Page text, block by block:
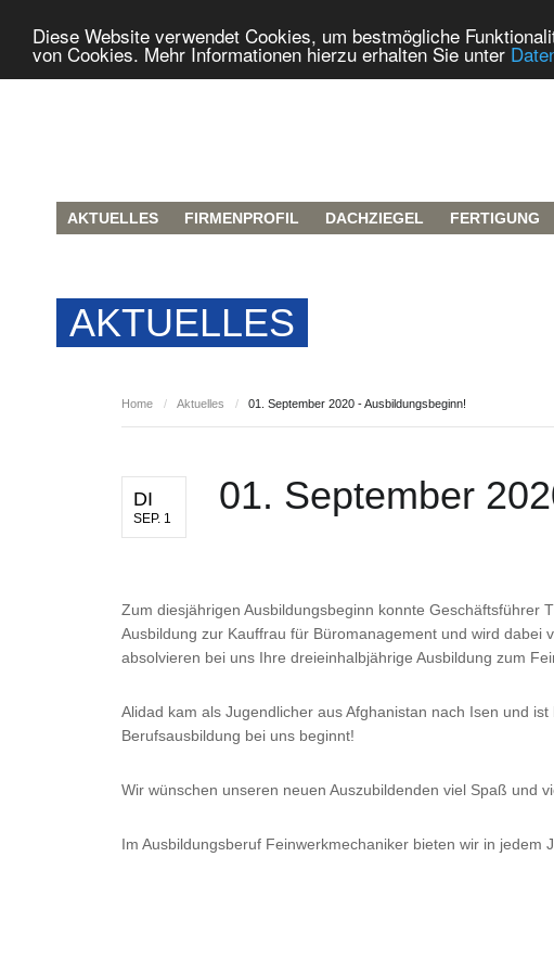
Diese Website verwendet Cookies, um bestmögliche
von Cookies. Mehr Informationen hierzu erhalten Sie unter
AKTUELLES FIRMENPROFIL DACHZIEGEL FERTIGUNG
AKTUELLES
Home / Aktuelles / 01. September 2020 - Ausbildungsbeginn!
DI
SEP. 1
01. September
Zum diesjährigen Ausbildungsbeginn konnte Geschäftsführer
Ausbildung zur Kauffrau für Büromanagement und wird dabei
absolvieren bei uns Ihre dreieinhalbjährige Ausbildung zum
Alidad kam als Jugendlicher aus Afghanistan nach Isen und
Berufsausbildung bei uns beginnt!
Wir wünschen unseren neuen Auszubildenden viel Spaß und
Im Ausbildungsberuf Feinwerkmechaniker bieten wir in jedem